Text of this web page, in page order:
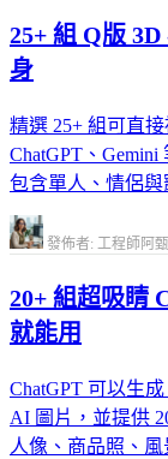
25+ 組 Q版
身
精選 25+ 組可直
ChatGPT、
包含單人、情侶與
發佈者: 工程師阿甄
20+ 組超吸睛
就能用
ChatGPT 可以生
AI 圖片，並提供
人像、商品照、